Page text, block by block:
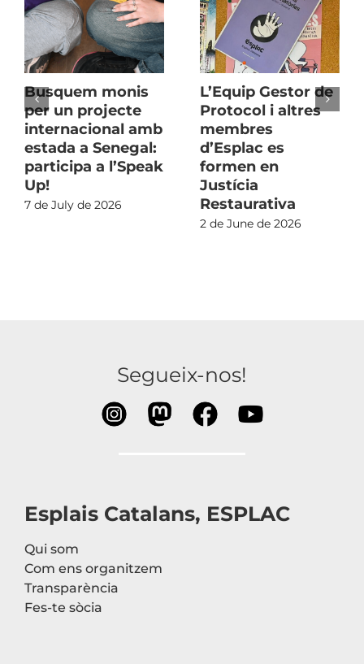
Busquem monis
per un projecte
internacional amb
estada a Senegal:
participa a l’Speak
Up!
7 de July de 2026
L’Equip Gestor de
Protocol i altres
membres
d’Esplac es
formen en
Justícia
Restaurativa
2 de June de 2026
Segueix-nos!
Esplais Catalans, ESPLAC
Qui som
Com ens organitzem
Transparència
Fes-te sòcia